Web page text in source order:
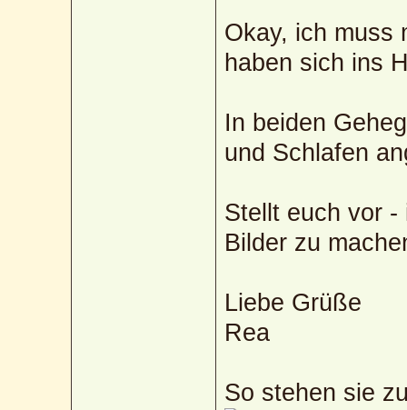
Okay, ich muss
haben sich ins
In beiden
und Schlafen
Stellt euch vor -
Bilder zu
Liebe Grüße
Rea
So stehen sie